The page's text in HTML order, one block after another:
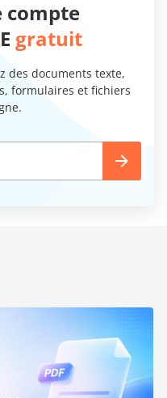
compte
gratuit
des documents texte,
formulaires et fichiers